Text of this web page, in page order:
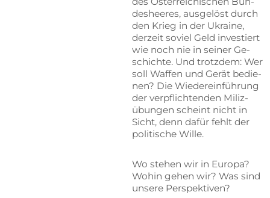
des­hee­res, aus­ge­löst durch
den Krieg in der Ukrai­ne,
der­zeit so­viel Geld in­ves­tiert
wie noch nie in sei­ner Ge­
schich­te. Und trotz­dem: Wer
soll Waf­fen und Ge­rät be­die­
nen? Die Wie­der­ein­füh­rung
der ver­pflich­ten­den Mi­liz­
übun­gen scheint nicht in
Sicht, denn da­für fehlt der
po­li­ti­sche Wille.
Wo ste­hen wir in Eu­ro­pa?
Wo­hin ge­hen wir? Was sind
un­se­re Perspektiven?